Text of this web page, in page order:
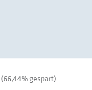
(66,44% gespart)